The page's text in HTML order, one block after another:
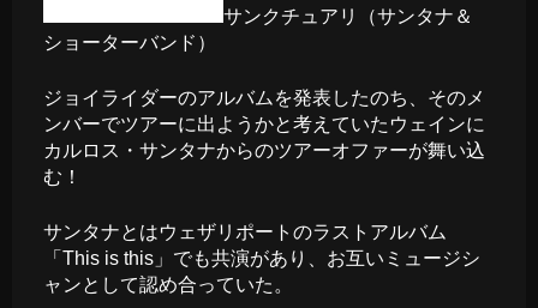
サンクチュアリ（サンタナ＆
ショーターバンド）
ジョイライダーのアルバムを発表したのち、そのメ
ンバーでツアーに出ようかと考えていたウェインに
カルロス・サンタナからのツアーオファーが舞い込
む！
サンタナとはウェザリポートのラストアルバム
「This is this」でも共演があり、お互いミュージシ
ャンとして認め合っていた。